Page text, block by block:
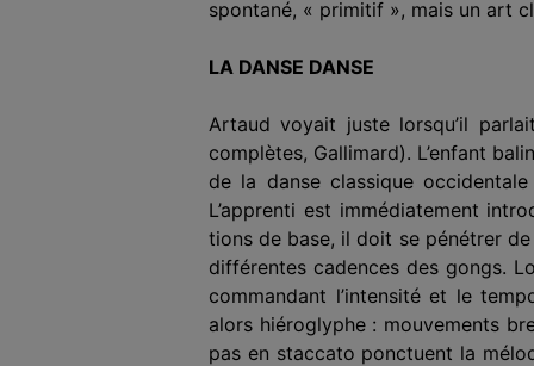
spontané, « primitif », mais un art
LA DANSE DANSE
Artaud voyait juste lorsqu’il
complètes, Gallimard). L’enfant
de la danse classique
L’apprenti est immé­diatement
tions de base, il doit se pénétrer
différentes cadences des gongs.
commandant l’inten­sité et le
alors hiéroglyphe : mouvements
pas en staccato ponctuent la